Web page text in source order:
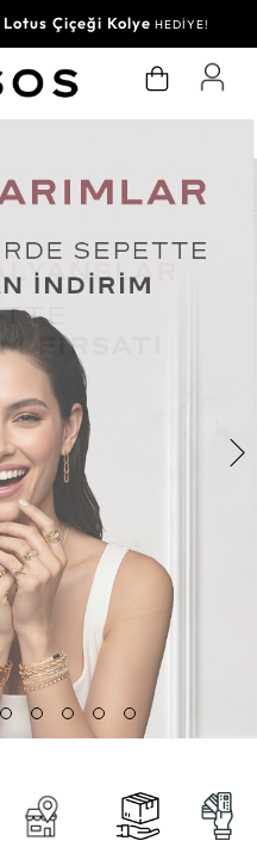
Lotus Çiçeği Kolye HEDİYE!